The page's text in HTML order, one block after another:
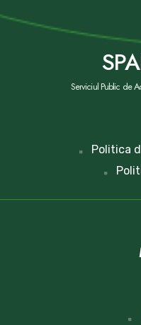
Serviciul Public de
Politica